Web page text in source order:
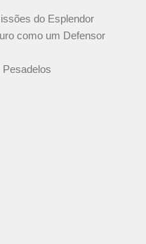
do Esplendor
como um Defensor